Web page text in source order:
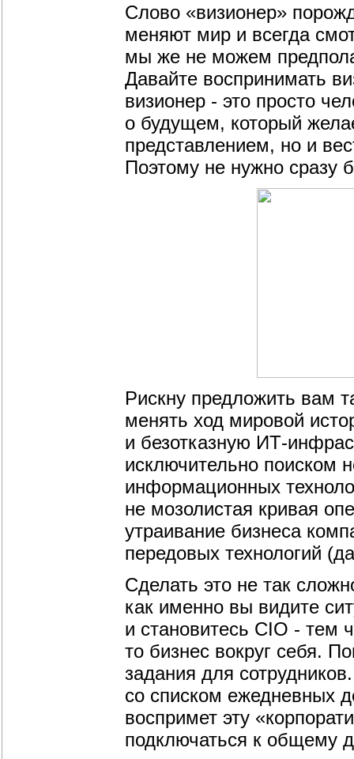
Слово «визионер»
меняют мир и всегда
мы же не можем
Давайте воспринимать
визионер - это просто
о будущем, который
представлением, но и
Поэтому не нужно сразу
Рискну предложить вам
менять ход мировой
и безотказную ИТ-
исключительно поиском
информационных
не мозолистая кривая
утраивание бизнеса
передовых технологий
Сделать это не так
как именно вы видите
и становитесь CIO - тем
то бизнес вокруг себя.
задания для
со списком ежедневных
воспримет эту
подключаться к общему